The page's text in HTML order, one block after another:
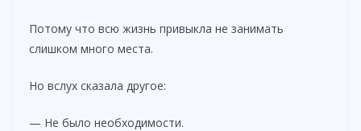
Потому что всю жизнь привыкла не занимать
слишком много места.
Но вслух сказала другое:
— Не было необходимости.